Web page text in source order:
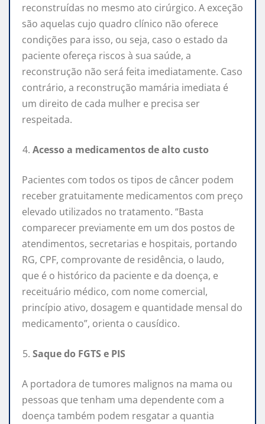
reconstruídas no mesmo ato cirúrgico. A exceção
são aquelas cujo quadro clínico não oferece
condições para isso, ou seja, caso o estado da
paciente ofereça riscos à sua saúde, a
reconstrução não será feita imediatamente. Caso
contrário, a reconstrução mamária imediata é
um direito de cada mulher e precisa ser
respeitada.
Acesso a medicamentos de alto custo
Pacientes com todos os tipos de câncer podem
receber gratuitamente medicamentos com preço
elevado utilizados no tratamento. “Basta
comparecer previamente em um dos postos de
atendimentos, secretarias e hospitais, portando
RG, CPF, comprovante de residência, o laudo,
que é o histórico da paciente e da doença, e
receituário médico, com nome comercial,
princípio ativo, dosagem e quantidade mensal do
medicamento”, orienta o causídico.
Saque do FGTS e PIS
A portadora de tumores malignos na mama ou
pessoas que tenham uma dependente com a
doença também podem resgatar a quantia